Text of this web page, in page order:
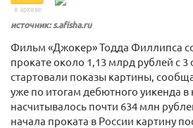
в архиве
источник: s.afisha.ru
Фильм «Джокер» Тодда Филлипса
прокате около 1,13 млрд рублей с 3
стартовали показы картины,
уже по итогам дебютного уикенда в
насчитывалось почти 634 млн
начала проката в России картину